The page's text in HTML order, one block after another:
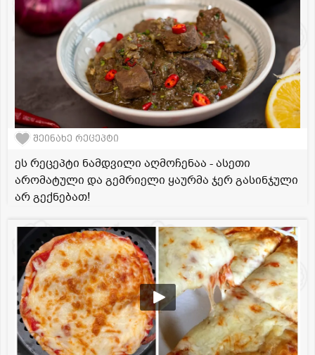
შეინახე რეცეპტი
ეს რეცეპტი ნამდვილი აღმოჩენაა - ასეთი
არომატული და გემრიელი ყაურმა ჯერ გასინჯული
არ გექნებათ!